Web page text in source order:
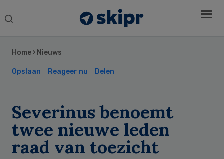
Search
Home › Nieuws
Opslaan Reageer nu Delen
Severinus benoemt
twee nieuwe leden
raad van toezicht
Sidebar